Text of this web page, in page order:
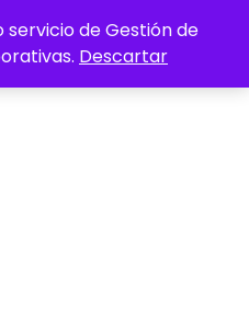
de Gestión de
Descartar